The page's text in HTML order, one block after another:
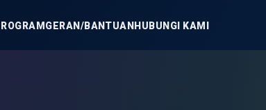
GERAN/BANTUANHUBUNGI KAMI